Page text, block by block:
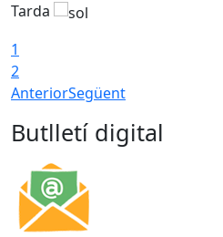
Tarda
1
2
AnteriorSegüent
Butlletí digital